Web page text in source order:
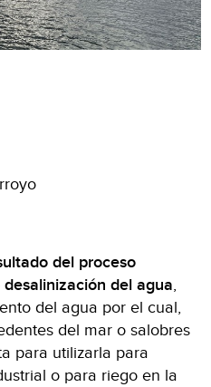
del proceso
del agua,
del agua por el cual,
del mar o salobres
para utilizarla para
o para riego en la